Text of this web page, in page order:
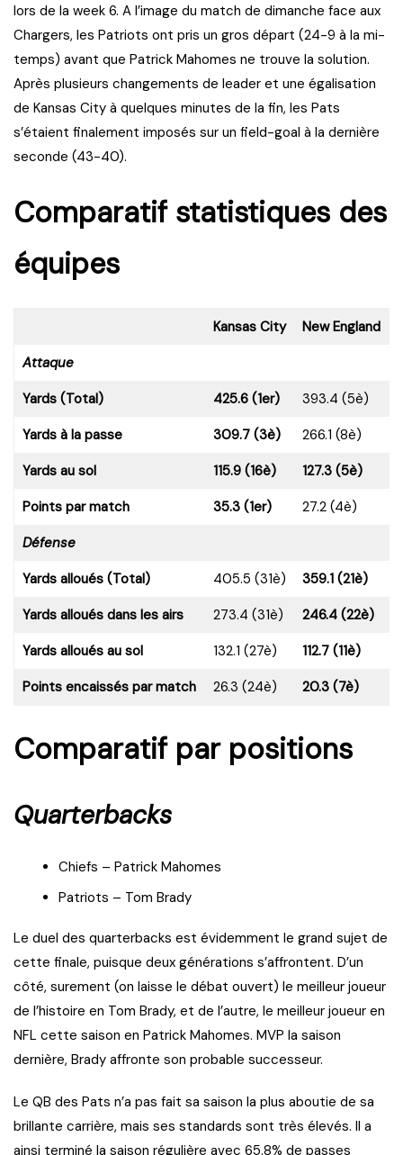
lors de la week 6. A l’image du match de dimanche face aux
Chargers, les Patriots ont pris un gros départ (24-9 à la mi-
temps) avant que Patrick Mahomes ne trouve la solution.
Après plusieurs changements de leader et une égalisation
de Kansas City à quelques minutes de la fin, les Pats
s’étaient finalement imposés sur un field-goal à la dernière
seconde (43-40).
Comparatif statistiques des
équipes
Kansas City
New England
Attaque
Yards (Total)
425.6 (1er)
393.4 (5è)
Yards à la passe
309.7 (3è)
266.1 (8è)
Yards au sol
115.9 (16è)
127.3 (5è)
Points par match
35.3 (1er)
27.2 (4è)
Défense
Yards alloués (Total)
405.5 (31è)
359.1 (21è)
Yards alloués dans les airs
273.4 (31è)
246.4 (22è)
Yards alloués au sol
132.1 (27è)
112.7 (11è)
Points encaissés par match
26.3 (24è) 20.3 (7è)
Comparatif par positions
Quarterbacks
Chiefs – Patrick Mahomes
Patriots – Tom Brady
Le duel des quarterbacks est évidemment le grand sujet de
cette finale, puisque deux générations s’affrontent. D’un
côté, surement (on laisse le débat ouvert) le meilleur joueur
de l’histoire en Tom Brady, et de l’autre, le meilleur joueur en
NFL cette saison en Patrick Mahomes. MVP la saison
dernière, Brady affronte son probable successeur.
Le QB des Pats n’a pas fait sa saison la plus aboutie de sa
brillante carrière, mais ses standards sont très élevés. Il a
ainsi terminé la saison régulière avec 65.8% de passes